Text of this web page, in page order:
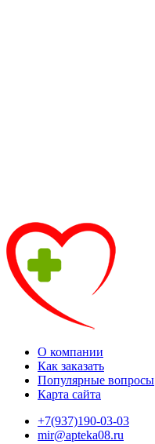
О компании
Как заказать
Популярные вопросы
Карта сайта
+7(937)190-03-03
mir@apteka08.ru